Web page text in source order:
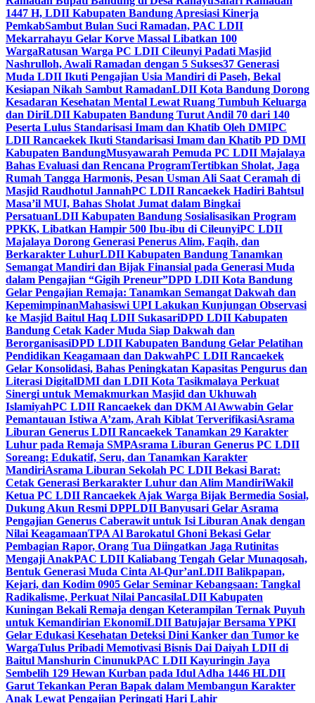
1447 H, LDII Kabupaten Bandung Apresiasi Kinerja
PemkabSambut Bulan Suci Ramadan, PAC LDII
Mekarrahayu Gelar Korve Massal Libatkan 100
WargaRatusan Warga PC LDII Cileunyi Padati Masjid
Nashrulloh, Awali Ramadan dengan 5 Sukses37 Generasi
Muda LDII Ikuti Pengajian Usia Mandiri di Paseh, Bekal
Kesiapan Nikah Sambut RamadanLDII Kota Bandung Dorong
Kesadaran Kesehatan Mental Lewat Ruang Tumbuh Keluarga
dan DiriLDII Kabupaten Bandung Turut Andil 70 dari 140
Peserta Lulus Standarisasi Imam dan Khatib Oleh DMIPC
LDII Rancaekek Ikuti Standarisasi Imam dan Khatib PD DMI
Kabupaten BandungMusyawarah Pemuda PC LDII Majalaya
Bahas Evaluasi dan Rencana ProgramTertibkan Sholat, Jaga
Rumah Tangga Harmonis, Pesan Usman Ali Saat Ceramah di
Masjid Raudhotul JannahPC LDII Rancaekek Hadiri Bahtsul
Masa’il MUI, Bahas Sholat Jumat dalam Bingkai
PersatuanLDII Kabupaten Bandung Sosialisasikan Program
PPKK, Libatkan Hampir 500 Ibu-ibu di CileunyiPC LDII
Majalaya Dorong Generasi Penerus Alim, Faqih, dan
Berkarakter LuhurLDII Kabupaten Bandung Tanamkan
Semangat Mandiri dan Bijak Finansial pada Generasi Muda
dalam Pengajian “Gigih Preneur”DPD LDII Kota Bandung
Gelar Pengajian Remaja: Tanamkan Semangat Dakwah dan
KepemimpinanMahasiswi UPI Lakukan Kunjungan Observasi
ke Masjid Baitul Haq LDII SukasariDPD LDII Kabupaten
Bandung Cetak Kader Muda Siap Dakwah dan
BerorganisasiDPD LDII Kabupaten Bandung Gelar Pelatihan
Pendidikan Keagamaan dan DakwahPC LDII Rancaekek
Gelar Konsolidasi, Bahas Peningkatan Kapasitas Pengurus dan
Literasi DigitalDMI dan LDII Kota Tasikmalaya Perkuat
Sinergi untuk Memakmurkan Masjid dan Ukhuwah
IslamiyahPC LDII Rancaekek dan DKM Al Awwabin Gelar
Pemantauan Istiwa A’zam, Arah Kiblat TerverifikasiAsrama
Liburan Generus LDII Rancaekek Tanamkan 29 Karakter
Luhur pada Remaja SMPAsrama Liburan Generus PC LDII
Soreang: Edukatif, Seru, dan Tanamkan Karakter
MandiriAsrama Liburan Sekolah PC LDII Bekasi Barat:
Cetak Generasi Berkarakter Luhur dan Alim MandiriWakil
Ketua PC LDII Rancaekek Ajak Warga Bijak Bermedia Sosial,
Dukung Akun Resmi DPPLDII Banyusari Gelar Asrama
Pengajian Generus Caberawit untuk Isi Liburan Anak dengan
Nilai KeagamaanTPA Al Barokatul Ghoni Bekasi Gelar
Pembagian Rapor, Orang Tua Diingatkan Jaga Rutinitas
Mengaji AnakPAC LDII Kaliabang Tengah Gelar Munaqosah,
Bentuk Generasi Muda Cinta Al-Qur’anLDII Balikpapan,
Kejari, dan Kodim 0905 Gelar Seminar Kebangsaan: Tangkal
Radikalisme, Perkuat Nilai PancasilaLDII Kabupaten
Kuningan Bekali Remaja dengan Keterampilan Ternak Puyuh
untuk Kemandirian EkonomiLDII Batujajar Bersama YPKI
Gelar Edukasi Kesehatan Deteksi Dini Kanker dan Tumor ke
WargaTulus Pribadi Memotivasi Bisnis Dai Daiyah LDII di
Baitul Manshurin CinunukPAC LDII Kayuringin Jaya
Sembelih 129 Hewan Kurban pada Idul Adha 1446 HLDII
Garut Tekankan Peran Bapak dalam Membangun Karakter
Anak Lewat Pengajian Peringati Hari Lahir